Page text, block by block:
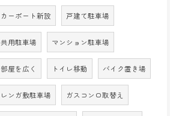
カーポート新設 戸建て駐車場
共用駐車場 マンション駐車場
部屋を広く トイレ移動 バイク置き場
レンガ敷駐車場 ガスコンロ取替え